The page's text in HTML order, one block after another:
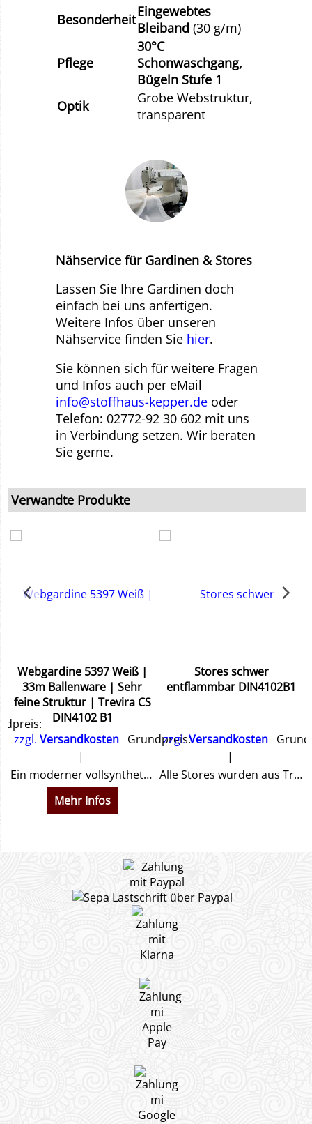
BesonderheitEingewebtes
Bleiband (30 g/m)
Pflege
30°C
Schonwaschgang,
Bügeln Stufe 1
Optik
Grobe Webstruktur,
transparent
Nähservice für Gardinen & Stores
Lassen Sie Ihre Gardinen doch
einfach bei uns anfertigen.
Weitere Infos über unseren
Nähservice finden Sie hier.
Sie können sich für weitere Fragen
und Infos auch per eMail
info@stoffhaus-kepper.de oder
Telefon: 02772-92 30 602 mit uns
in Verbindung setzen. Wir beraten
Sie gerne.
Verwandte Produkte
Webgardine 5397 Weiß |
33m Ballenware | Sehr
feine Struktur | Trevira CS
DIN4102 B1
zzgl.Versandkosten Grundpreis:
Ein moderner vollsynthetischer Dekorationsstoff, permanent schwer entflammbar nach DIN4102B1. Sehr feiner Webstruktur. Bereits mit eingewebtem Bleiband.
Mehr Infos
Stores schwer
entflammbar DIN4102B1
zzgl.Versandkosten
Alle Stores wurden aus Trevira CS permanent flammenhemmend schwer entflammbar nach DIN4102B1 hergestellt. Sie erhalten ein Zertifikat.